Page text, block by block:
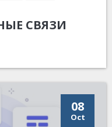
СВЯЗИ
08
Oct